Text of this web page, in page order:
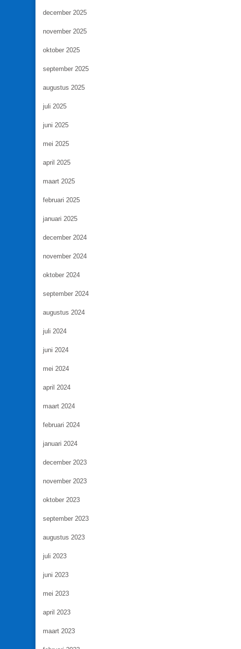
december 2025
november 2025
oktober 2025
september 2025
augustus 2025
juli 2025
juni 2025
mei 2025
april 2025
maart 2025
februari 2025
januari 2025
december 2024
november 2024
oktober 2024
september 2024
augustus 2024
juli 2024
juni 2024
mei 2024
april 2024
maart 2024
februari 2024
januari 2024
december 2023
november 2023
oktober 2023
september 2023
augustus 2023
juli 2023
juni 2023
mei 2023
april 2023
maart 2023